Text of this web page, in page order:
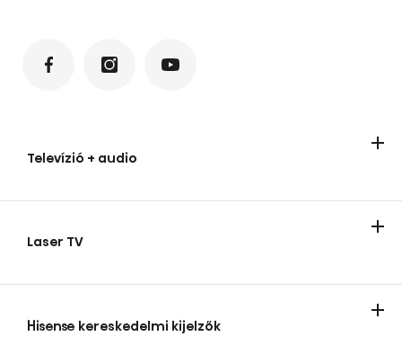
Televízió + audio
Laser TV
Hisense kereskedelmi kijelzők